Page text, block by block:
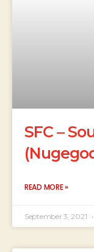
SFC –
READ MORE »
September 3, 2021